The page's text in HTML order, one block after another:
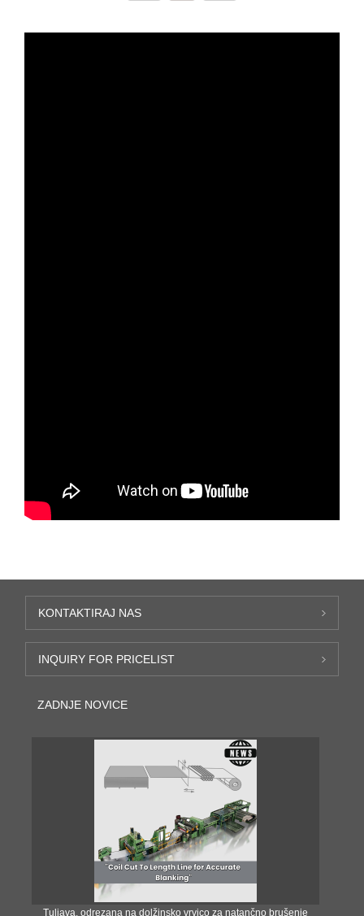
KONTAKTIRAJ NAS
INQUIRY FOR PRICELIST
ZADNJE NOVICE
Tuljava, odrezana na dolžinsko vrvico za natančno brušenje